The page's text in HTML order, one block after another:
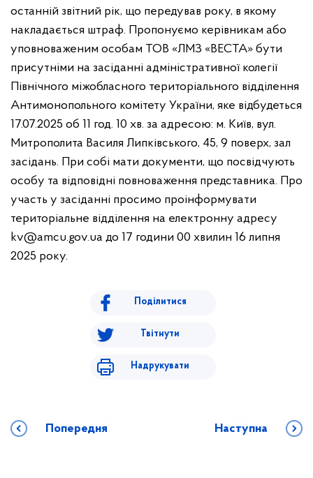
останній звітний рік, що передував року, в якому
накладається штраф. Пропонуємо керівникам або
уповноваженим особам ТОВ «ЛМЗ «ВЕСТА» бути
присутніми на засіданні адміністративної колегії
Північного міжобласного територіального відділення
Антимонопольного комітету України, яке відбудеться
17.07.2025 об 11 год. 10 хв. за адресою: м. Київ, вул.
Митрополита Василя Липківського, 45, 9 поверх, зал
засідань. При собі мати документи, що посвідчують
особу та відповідні повноваження представника. Про
участь у засіданні просимо проінформувати
територіальне відділення на електронну адресу
kv@amcu.gov.ua до 17 години 00 хвилин 16 липня
2025 року.
Поділитися
Твітнути
Надрукувати
Попередня Наступна